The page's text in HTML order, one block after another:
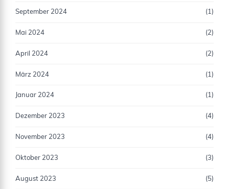
September 2024 (1)
Mai 2024 (2)
April 2024 (2)
März 2024 (1)
Januar 2024 (1)
Dezember 2023 (4)
November 2023 (4)
Oktober 2023 (3)
August 2023 (5)